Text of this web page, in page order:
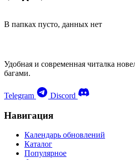
В папках пусто, данных нет
Удобная и современная читалка
багами.
Telegram Discord
Навигация
Календарь обновлений
Каталог
Популярное